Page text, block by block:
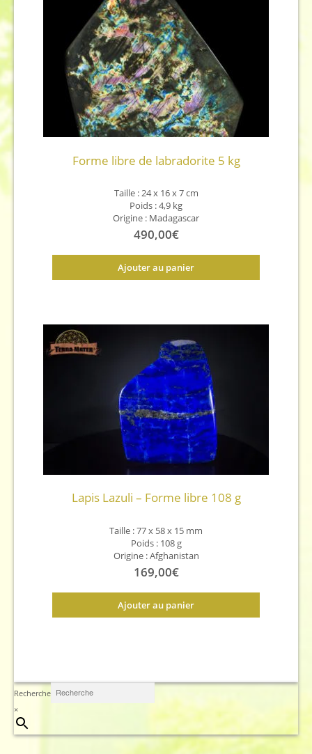
Forme libre de labradorite 5 kg
Taille :24 x 16 x 7 cm
Poids : 4,9 kg
Origine : Madagascar
490,00€
Ajouter au panier
Lapis Lazuli – Forme libre 108 g
Taille : 77 x 58 x 15 mm
Poids : 108 g
Origine : Afghanistan
169,00€
Ajouter au panier
Recherche
×